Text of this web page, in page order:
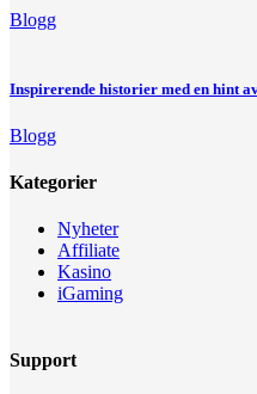
Blogg
Inspirerende historier med en hint
Blogg
Kategorier
Nyheter
Affiliate
Kasino
iGaming
Support